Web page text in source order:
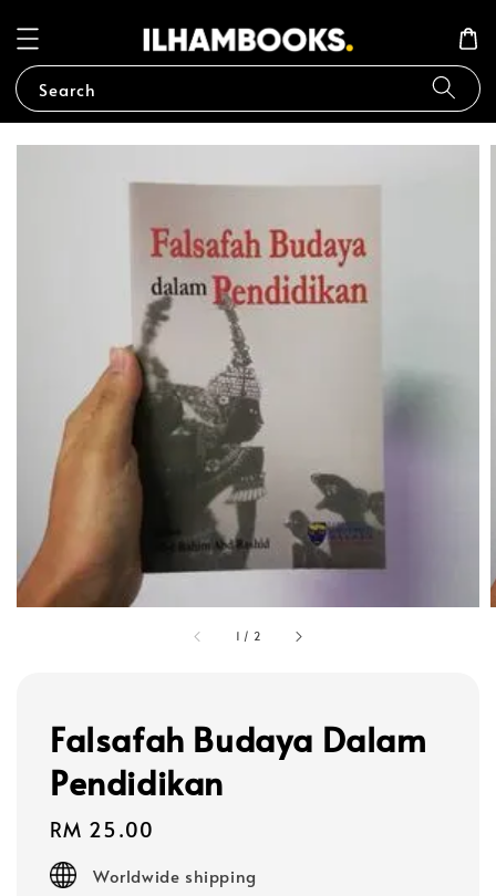
Search
1 / 2
Falsafah Budaya Dalam
Pendidikan
Regular
price
RM 25.00
Worldwide shipping